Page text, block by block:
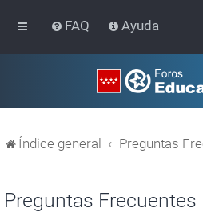
FAQ Ayuda
Índice general Preguntas
Preguntas Frecuentes